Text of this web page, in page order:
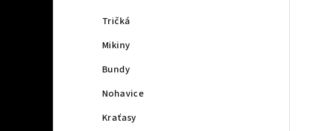
Tričká
Mikiny
Bundy
Nohavice
Kraťasy